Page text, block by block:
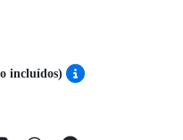
incluídos)